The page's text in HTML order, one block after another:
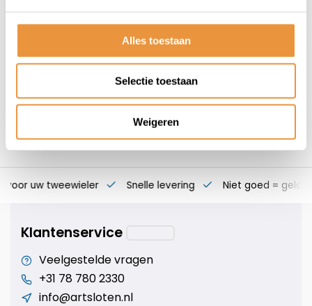
Alles toestaan
Selectie toestaan
Weigeren
voor uw tweewieler Snelle levering Niet goed = geld
Klantenservice
Veelgestelde vragen
+31 78 780 2330
info@artsloten.nl